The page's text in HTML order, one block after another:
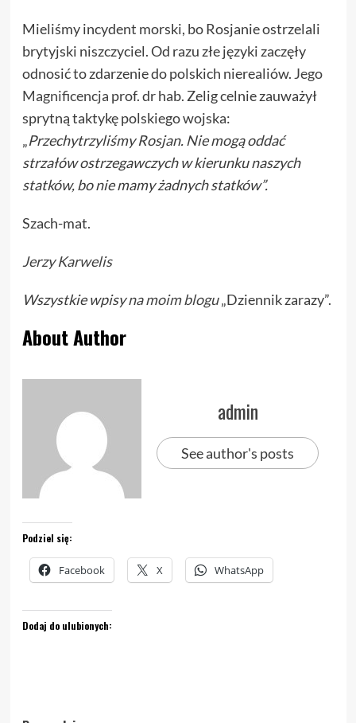
Mieliśmy incydent morski, bo Rosjanie ostrzelali
brytyjski niszczyciel. Od razu złe języki zaczęły
odnosić to zdarzenie do polskich nierealiów. Jego
Magnificencja prof. dr hab. Zelig celnie zauważył
sprytną taktykę polskiego wojska:
„Przechytrzyliśmy Rosjan. Nie mogą oddać
strzałów ostrzegawczych w kierunku naszych
statków, bo nie mamy żadnych statków”.
Szach-mat.
Jerzy Karwelis
Wszystkie wpisyna moim blogu„Dziennik zarazy”.
About Author
admin
See author's posts
Podziel się:
Facebook X WhatsApp
Dodaj do ulubionych: